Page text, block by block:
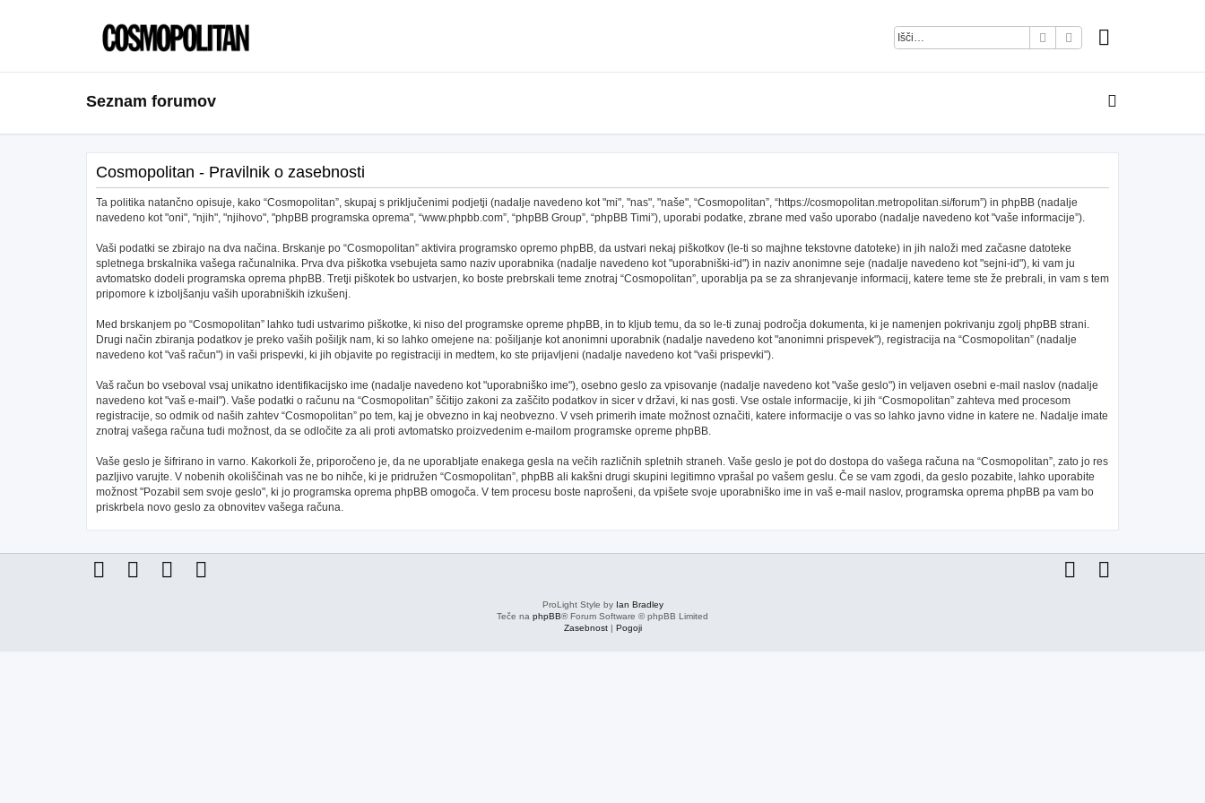
IskanjeNapredno iskanje
Seznam forumov
Cosmopolitan - Pravilnik o zasebnosti
Ta politika natančno opisuje, kako “Cosmopolitan”, skupaj s priključenimi podjetji (nadalje navedeno kot "mi", "nas", "naše", “Cosmopolitan”, “https://cosmopolitan.metropolitan.si/forum”) in phpBB (nadalje
navedeno kot "oni", "njih", "njihovo", "phpBB programska oprema", “www.phpbb.com”, “phpBB Group”, “phpBB Timi”), uporabi podatke, zbrane med vašo uporabo (nadalje navedeno kot "vaše informacije”).
Vaši podatki se zbirajo na dva načina. Brskanje po “Cosmopolitan” aktivira programsko opremo phpBB, da ustvari nekaj piškotkov (le-ti so majhne tekstovne datoteke) in jih naloži med začasne datoteke
spletnega brskalnika vašega računalnika. Prva dva piškotka vsebujeta samo naziv uporabnika (nadalje navedeno kot "uporabniški-id") in naziv anonimne seje (nadalje navedeno kot "sejni-id"), ki vam ju
avtomatsko dodeli programska oprema phpBB. Tretji piškotek bo ustvarjen, ko boste prebrskali teme znotraj “Cosmopolitan”, uporablja pa se za shranjevanje informacij, katere teme ste že prebrali, in vam s tem
pripomore k izboljšanju vaših uporabniških izkušenj.
Med brskanjem po “Cosmopolitan” lahko tudi ustvarimo piškotke, ki niso del programske opreme phpBB, in to kljub temu, da so le-ti zunaj področja dokumenta, ki je namenjen pokrivanju zgolj phpBB strani.
Drugi način zbiranja podatkov je preko vaših pošiljk nam, ki so lahko omejene na: pošiljanje kot anonimni uporabnik (nadalje navedeno kot "anonimni prispevek"), registracija na “Cosmopolitan” (nadalje
navedeno kot "vaš račun") in vaši prispevki, ki jih objavite po registraciji in medtem, ko ste prijavljeni (nadalje navedeno kot "vaši prispevki").
Vaš račun bo vseboval vsaj unikatno identifikacijsko ime (nadalje navedeno kot "uporabniško ime"), osebno geslo za vpisovanje (nadalje navedeno kot "vaše geslo") in veljaven osebni e-mail naslov (nadalje
navedeno kot "vaš e-mail"). Vaše podatki o računu na “Cosmopolitan” ščitijo zakoni za zaščito podatkov in sicer v državi, ki nas gosti. Vse ostale informacije, ki jih “Cosmopolitan” zahteva med procesom
registracije, so odmik od naših zahtev “Cosmopolitan” po tem, kaj je obvezno in kaj neobvezno. V vseh primerih imate možnost označiti, katere informacije o vas so lahko javno vidne in katere ne. Nadalje imate
znotraj vašega računa tudi možnost, da se odločite za ali proti avtomatsko proizvedenim e-mailom programske opreme phpBB.
Vaše geslo je šifrirano in varno. Kakorkoli že, priporočeno je, da ne uporabljate enakega gesla na večih različnih spletnih straneh. Vaše geslo je pot do dostopa do vašega računa na “Cosmopolitan”, zato jo res
pazljivo varujte. V nobenih okoliščinah vas ne bo nihče, ki je pridružen “Cosmopolitan”, phpBB ali kakšni drugi skupini legitimno vprašal po vašem geslu. Če se vam zgodi, da geslo pozabite, lahko uporabite
možnost "Pozabil sem svoje geslo", ki jo programska oprema phpBB omogoča. V tem procesu boste naprošeni, da vpišete svoje uporabniško ime in vaš e-mail naslov, programska oprema phpBB pa vam bo
priskrbela novo geslo za obnovitev vašega računa.
ProLight Style by Ian Bradley
Teče na phpBB® Forum Software © phpBB Limited
Zasebnost| Pogoji